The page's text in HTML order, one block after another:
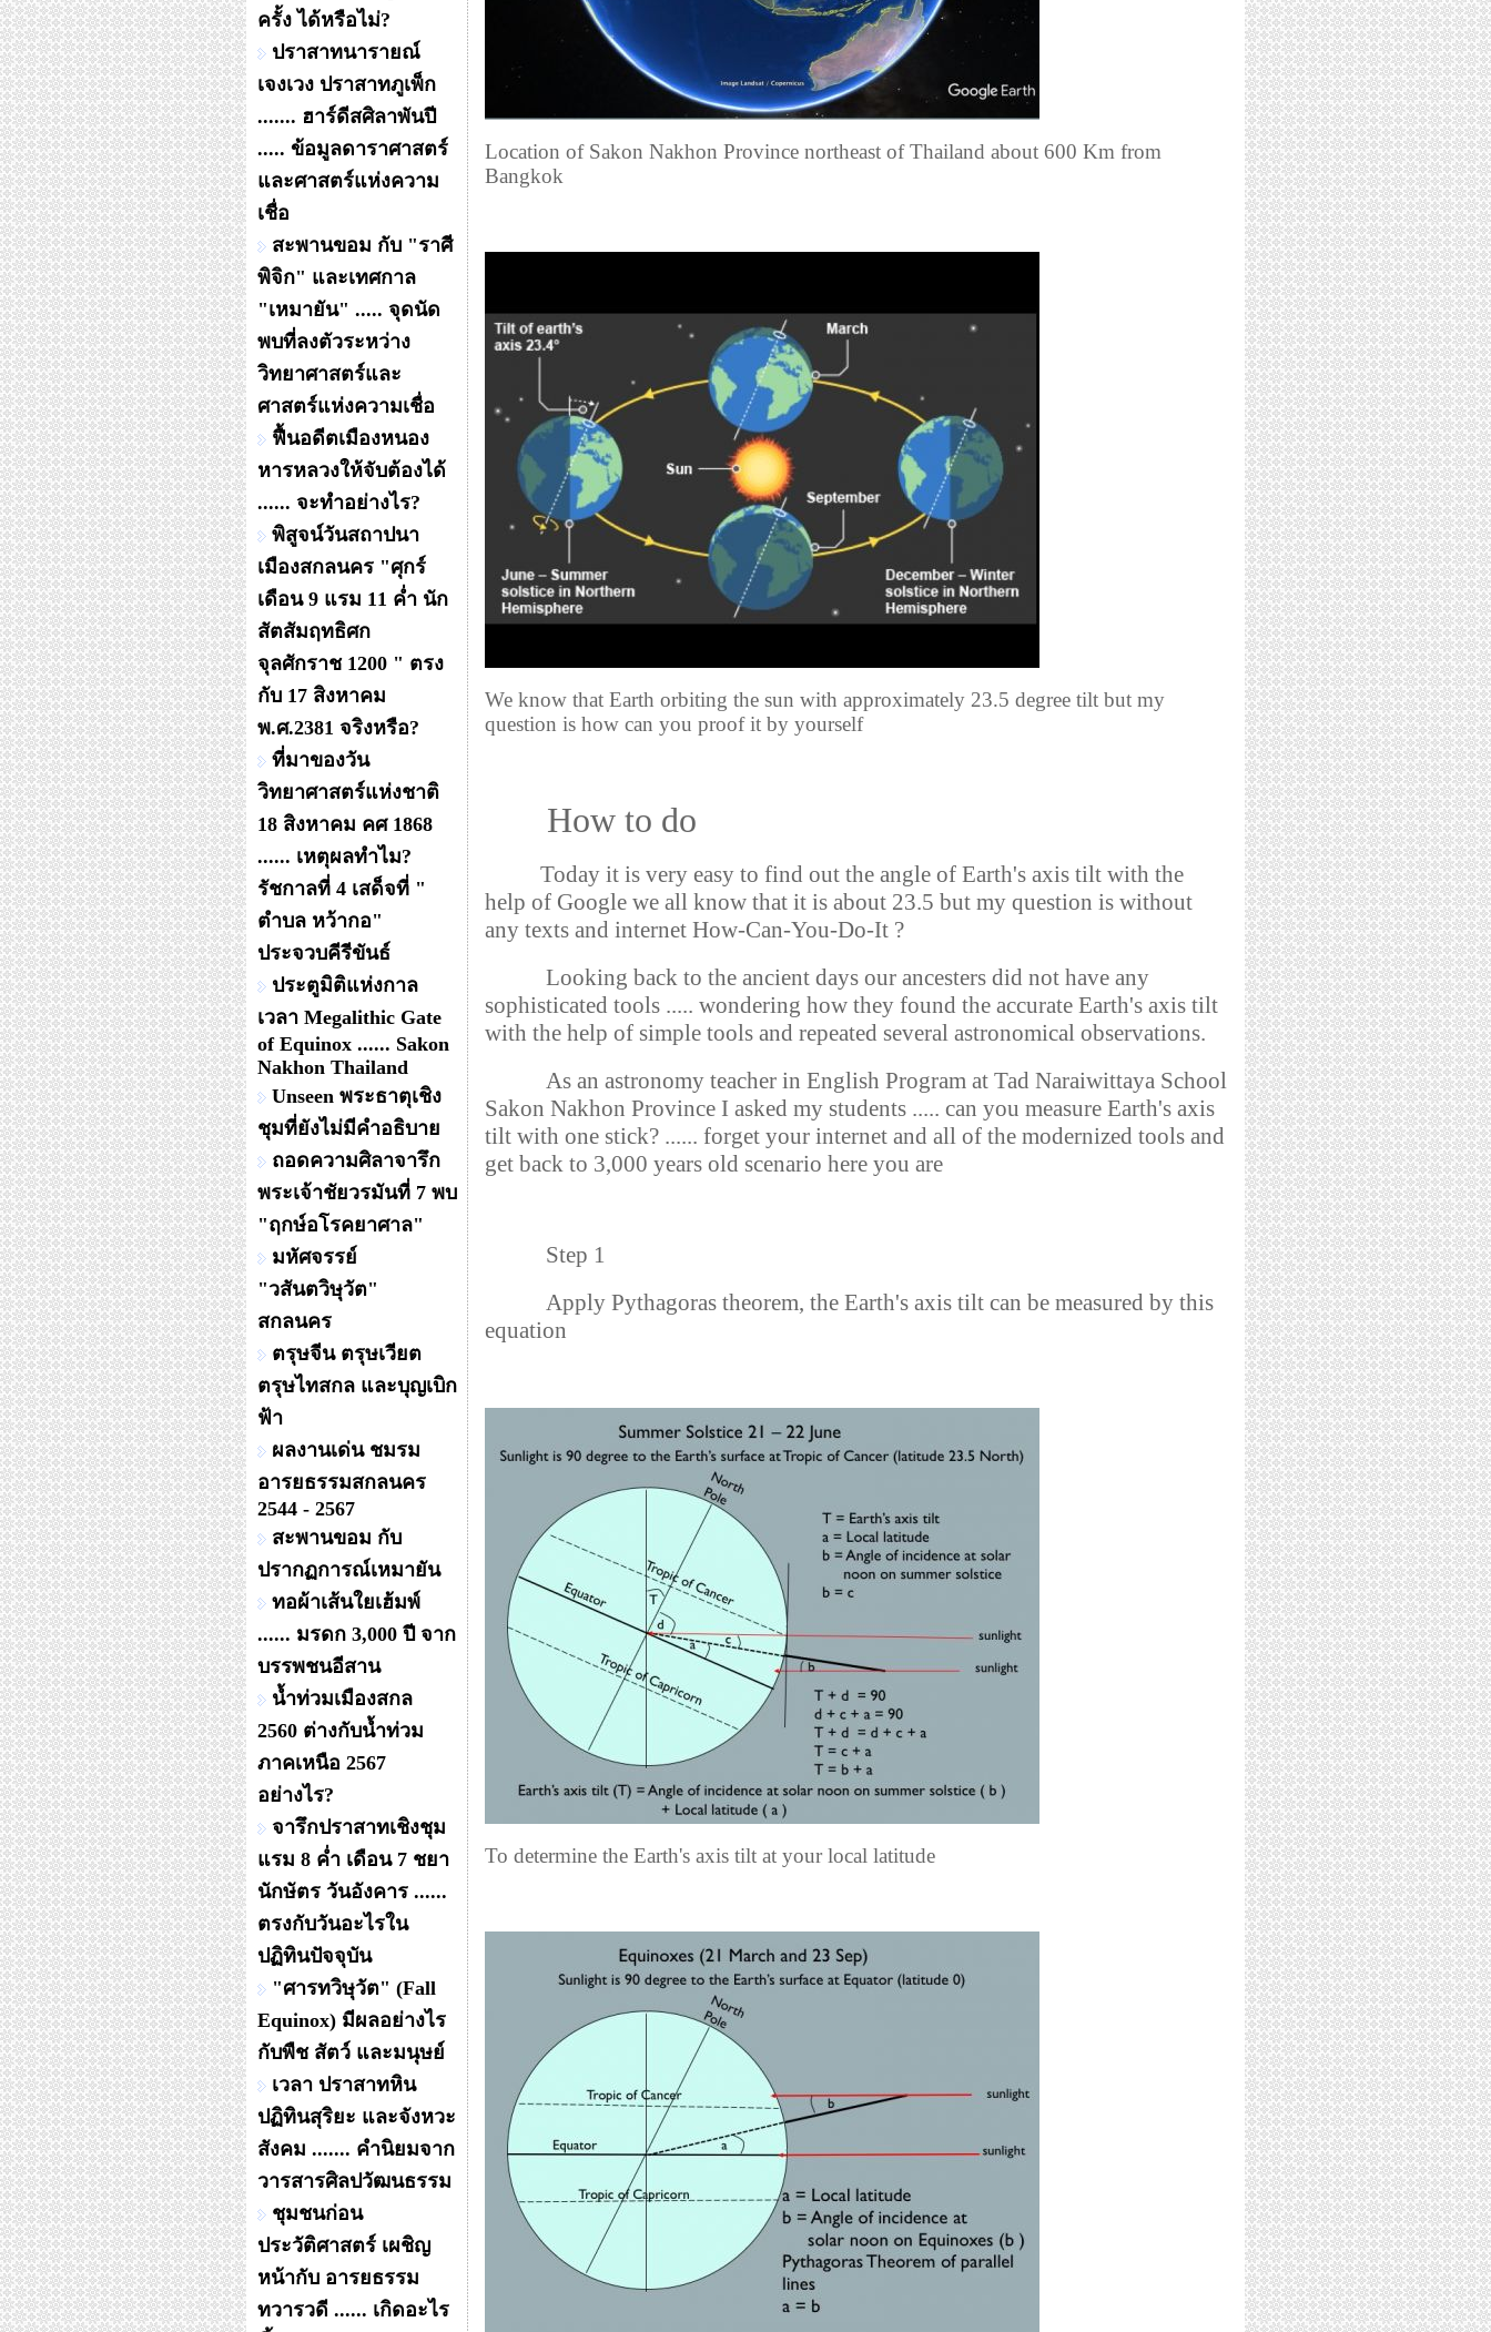
ครั้ง ได้หรือไม่?
ปราสาทนารายณ์
เจงเวง ปราสาทภูเพ็ก
....... ฮาร์ดีสศิลาพันปี
..... ข้อมูลดาราศาสตร์
และศาสตร์แห่งความ
เชื่อ
สะพานขอม กับ "ราศี
พิจิก" และเทศกาล
"เหมายัน" ..... จุดนัด
พบที่ลงตัวระหว่าง
วิทยาศาสตร์และ
ศาสตร์แห่งความเชื่อ
ฟื้นอดีตเมืองหนอง
หารหลวงให้จับต้องได้
...... จะทำอย่างไร?
พิสูจน์วันสถาปนา
เมืองสกลนคร "ศุกร์
เดือน 9 แรม 11 ค่ำ นัก
สัตสัมฤทธิศก
จุลศักราช 1200 " ตรง
กับ 17 สิงหาคม
พ.ศ.2381 จริงหรือ?
ที่มาของวัน
วิทยาศาสตร์แห่งชาติ
18 สิงหาคม คศ 1868
...... เหตุผลทำไม?
รัชกาลที่ 4 เสด็จที่ "
ตำบล หว้ากอ"
ประจวบคีรีขันธ์
ประตูมิติแห่งกาล
เวลา Megalithic Gate
of Equinox ...... Sakon
Nakhon Thailand
Unseen พระธาตุเชิง
ชุมที่ยังไม่มีคำอธิบาย
ถอดความศิลาจารึก
พระเจ้าชัยวรมันที่ 7 พบ
"ฤกษ์อโรคยาศาล"
มหัศจรรย์
"วสันตวิษุวัต"
สกลนคร
ตรุษจีน ตรุษเวียต
ตรุษไทสกล และบุญเบิก
ฟ้า
ผลงานเด่น ชมรม
อารยธรรมสกลนคร
2544 - 2567
สะพานขอม กับ
ปรากฏการณ์เหมายัน
ทอผ้าเส้นใยเฮ้มพ์
...... มรดก 3,000 ปี จาก
บรรพชนอีสาน
น้ำท่วมเมืองสกล
2560 ต่างกับน้ำท่วม
ภาคเหนือ 2567
อย่างไร?
จารึกปราสาทเชิงชุม
แรม 8 ค่ำ เดือน 7 ชยา
นักษัตร วันอังคาร ......
ตรงกับวันอะไรใน
ปฏิทินปัจจุบัน
"ศารทวิษุวัต" (Fall
Equinox) มีผลอย่างไร
กับพืช สัตว์ และมนุษย์
เวลา ปราสาทหิน
ปฏิทินสุริยะ และจังหวะ
สังคม ....... คำนิยมจาก
วารสารศิลปวัฒนธรรม
ชุมชนก่อน
ประวัติศาสตร์ เผชิญ
หน้ากับ อารยธรรม
ทวารวดี ...... เกิดอะไร
Location of Sakon Nakhon Province northeast of Thailand about 600 Km from
Bangkok
We know that Earth orbiting the sun with approximately 23.5 degree tilt but my
question is how can you proof it by yourself
How to do
Today it is very easy to find out the angle of Earth's axis tilt with the
help of Google we all know that it is about 23.5 but my question is without
any texts and internet How-Can-You-Do-It ?
Looking back to the ancient days our ancesters did not have any
sophisticated tools ..... wondering how they found the accurate Earth's axis tilt
with the help of simple tools and repeated several astronomical observations.
As an astronomy teacher in English Program at Tad Naraiwittaya School
Sakon Nakhon Province I asked my students ..... can you measure Earth's axis
tilt with one stick? ...... forget your internet and all of the modernized tools and
get back to 3,000 years old scenario here you are
Step 1
Apply Pythagoras theorem, the Earth's axis tilt can be measured by this
equation
To determine the Earth's axis tilt at your local latitude